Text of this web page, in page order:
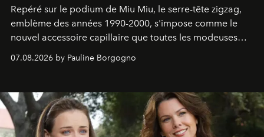
Repéré sur le podium de Miu Miu, le serre-tête zigzag,
emblème des années 1990-2000, s'impose comme le
nouvel accessoire capillaire que toutes les modeuses
07.08.2026 by Pauline Borgogno